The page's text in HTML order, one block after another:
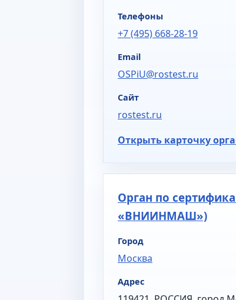
Телефоны
+7 (495) 668-28-19
Email
OSPiU@rostest.ru
Сайт
rostest.ru
Открыть карточку
Орган по
«ВНИИНМАШ»)
Город
Москва
Адрес